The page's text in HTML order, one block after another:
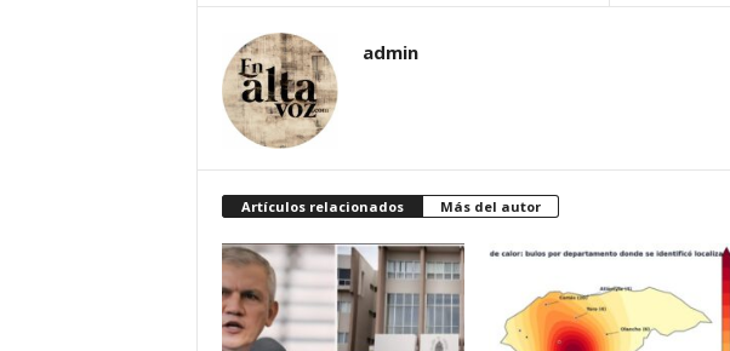
admin
Artículos relacionados Más del autor